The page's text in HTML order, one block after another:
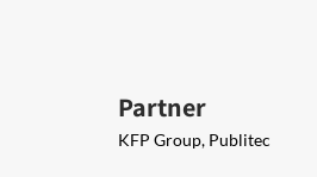
Partner
KFP Group, Publitec